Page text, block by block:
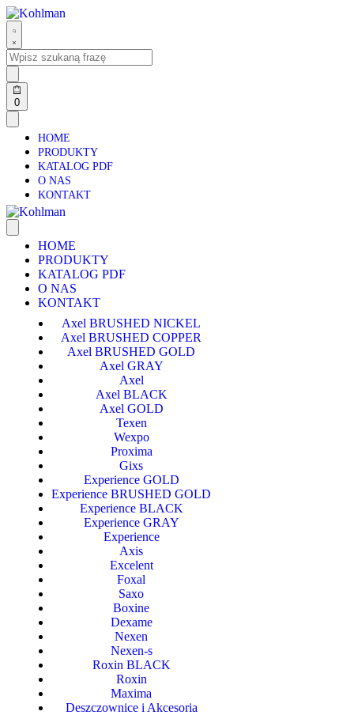
0
HOME
PRODUKTY
KATALOG PDF
O NAS
KONTAKT
HOME
PRODUKTY
KATALOG PDF
O NAS
KONTAKT
Axel BRUSHED NICKEL
Axel BRUSHED COPPER
Axel BRUSHED GOLD
Axel GRAY
Axel
Axel BLACK
Axel GOLD
Texen
Wexpo
Proxima
Gixs
Experience GOLD
Experience BRUSHED GOLD
Experience BLACK
Experience GRAY
Experience
Axis
Excelent
Foxal
Saxo
Boxine
Dexame
Nexen
Nexen-s
Roxin BLACK
Roxin
Maxima
Deszczownice i Akcesoria